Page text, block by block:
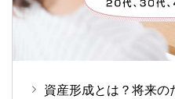
資産形成とは？将来の